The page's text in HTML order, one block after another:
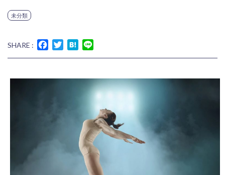
未分類
SHARE : FacebookTwitterHatena